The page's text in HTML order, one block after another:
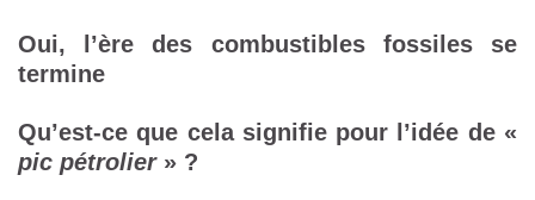
Oui, l’ère des combustibles fossiles se
termine
Qu’est-ce que cela signifie pour l’idée de «
pic pétrolier» ?